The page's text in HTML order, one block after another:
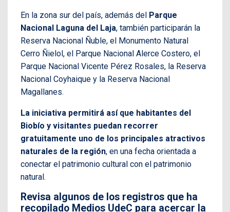
En la zona sur del país, además del Parque
Nacional Laguna del Laja, también participarán la
Reserva Nacional Ñuble, el Monumento Natural
Cerro Ñielol, el Parque Nacional Alerce Costero, el
Parque Nacional Vicente Pérez Rosales, la Reserva
Nacional Coyhaique y la Reserva Nacional
Magallanes.
La iniciativa permitirá así que habitantes del
Biobío y visitantes puedan recorrer
gratuitamente uno de los principales atractivos
naturales de la región, en una fecha orientada a
conectar el patrimonio cultural con el patrimonio
natural.
Revisa algunos de los registros que ha
recopilado Medios UdeC para acercar la